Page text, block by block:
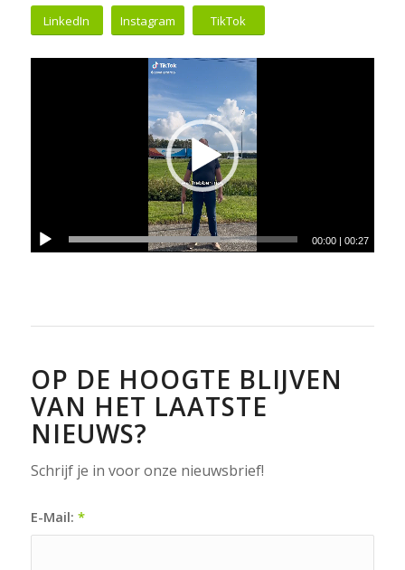
LinkedIn Instagram TikTok
00:00 |00:27
OP DE HOOGTE BLIJVEN
VAN HET LAATSTE
NIEUWS?
Schrijf je in voor onze nieuwsbrief!
E-Mail: *